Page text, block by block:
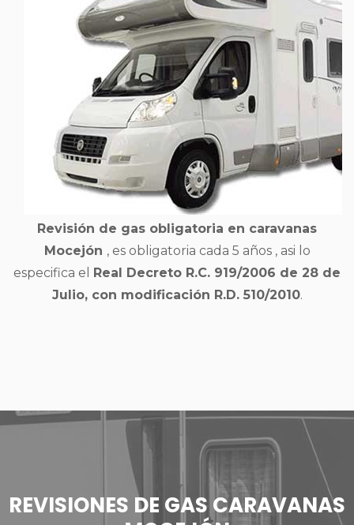
Revisión de gas obligatoria en caravanas
Mocejón , es obligatoria cada 5 años , asi lo
especifica el Real Decreto R.C. 919/2006 de 28 de
Julio, con modificación R.D. 510/2010.
REVISIONES DE GAS CARAVANAS